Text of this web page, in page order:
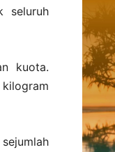
seluruh
kuota.